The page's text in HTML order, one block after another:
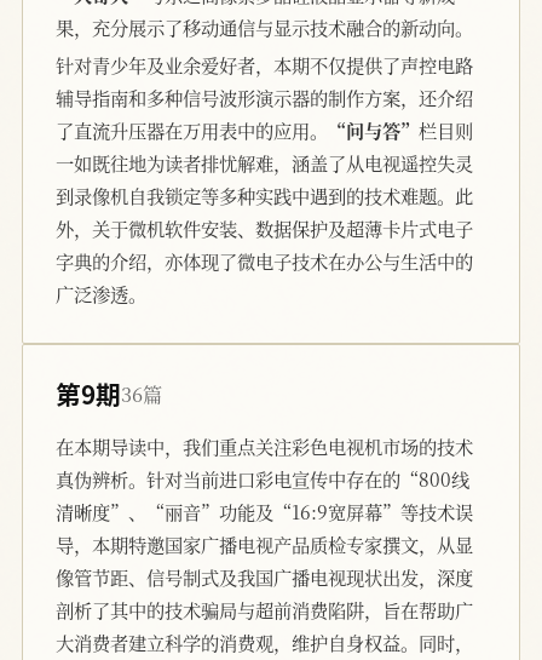
果，充分展示了移动通信与显示技术融合的新动向。
针对青少年及业余爱好者，本期不仅提供了声控电路
辅导指南和多种信号波形演示器的制作方案，还介绍
了直流升压器在万用表中的应用。
“问与答” 栏目则
一如既往地为读者排忧解难，涵盖了从电视遥控失灵
到录像机自我锁定等多种实践中遇到的技术难题。此
外，关于微机软件安装、数据保护及超薄卡片式电子
字典的介绍，亦体现了微电子技术在办公与生活中的
广泛渗透。
第9期36篇
在本期导读中，我们重点关注彩色电视机市场的技术
真伪辨析。针对当前进口彩电宣传中存在的“800线
清晰度”、“丽音”功能及“16:9宽屏幕”等技术误
导，本期特邀国家广播电视产品质检专家撰文，从显
像管节距、信号制式及我国广播电视现状出发，深度
剖析了其中的技术骗局与超前消费陷阱，旨在帮助广
大消费者建立科学的消费观，维护自身权益。同时，